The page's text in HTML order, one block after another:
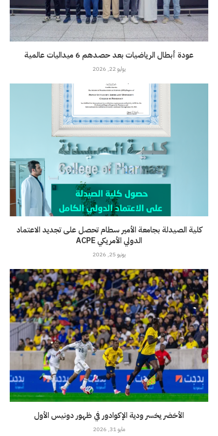
عودة أبطال الرياضيات بعد حصدهم 6 ميداليات عالمية
يوليو 22, 2026
كلية الصيدلة بجامعة الأمير سطام تحصل على تجديد الاعتماد
الدولي الأمريكي ACPE
يونيو 25, 2026
الأخضر يخسر ودية الإكوادور في ظهور دونيس الأول
مايو 31, 2026